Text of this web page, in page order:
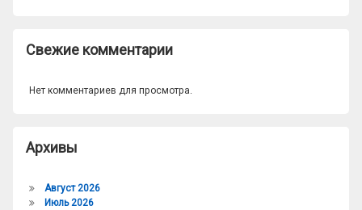
Свежие комментарии
Нет комментариев для просмотра.
Архивы
Август 2026
Июль 2026